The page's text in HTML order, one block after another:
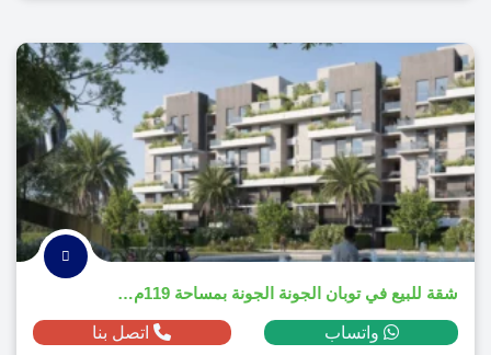
شقة للبيع في توبان الجونة الجونة بمساحة 119م² ومقدم 79,350 دولار
واتساب اتصل بنا